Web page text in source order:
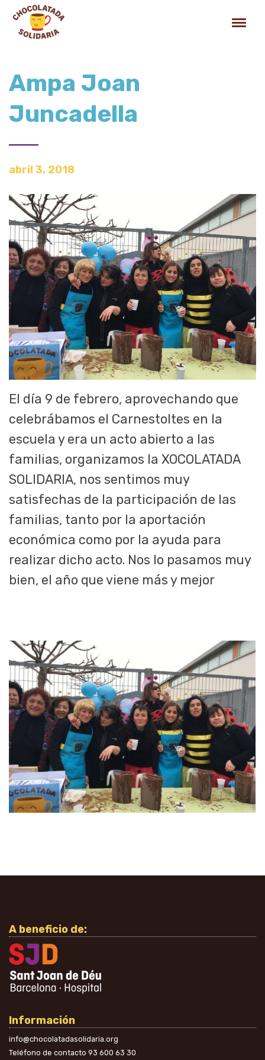
Ampa Joan
Juncadella
abril 3, 2018
El día 9 de febrero, aprovechando que
celebrábamos el Carnestoltes en la
escuela y era un acto abierto a las
familias, organizamos la XOCOLATADA
SOLIDARIA, nos sentimos muy
satisfechas de la participación de las
familias, tanto por la aportación
económica como por la ayuda para
realizar dicho acto. Nos lo pasamos muy
bien, el año que viene más y mejor
A beneficio de:
Información
info@chocolatadasolidaria.org
Teléfono de contacto 93 600 63 30